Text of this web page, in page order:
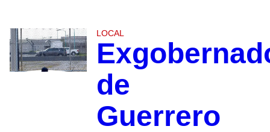
LOCAL
de
Guerrero